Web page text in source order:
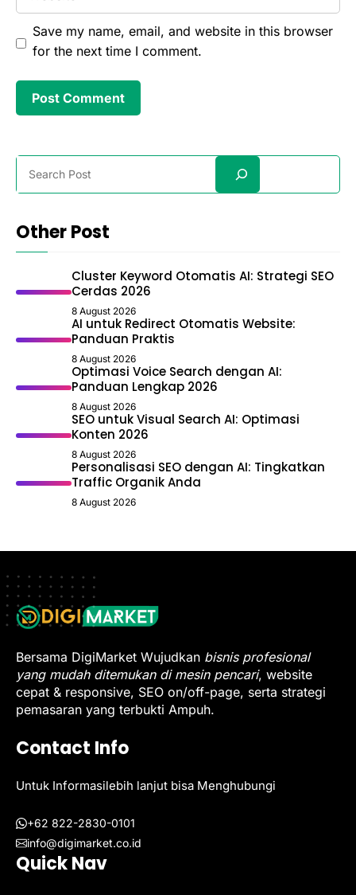
Save my name, email, and website in this browser
for the next time I comment.
Search
Other Post
Cluster Keyword Otomatis AI: Strategi SEO
Cerdas 2026
8 August 2026
AI untuk Redirect Otomatis Website:
Panduan Praktis
8 August 2026
Optimasi Voice Search dengan AI:
Panduan Lengkap 2026
8 August 2026
SEO untuk Visual Search AI: Optimasi
Konten 2026
8 August 2026
Personalisasi SEO dengan AI: Tingkatkan
Traffic Organik Anda
8 August 2026
Bersama DigiMarket Wujudkan bisnis profesional
yang mudah ditemukan di mesin pencari, website
cepat & responsive, SEO on/off-page, serta strategi
pemasaran yang terbukti Ampuh.
Contact Info
Untuk Informasilebih lanjut bisa Menghubungi
+62 822-2830-0101
info@digimarket.co.id
Quick Nav